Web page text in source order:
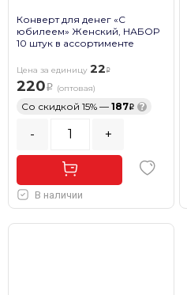
Конверт для денег «С
юбилеем» Женский, НАБОР
10 штук в ассортименте
Цена за единицу 22
220 (оптовая)
Со скидкой 15% — 187 ?
- +
В наличии